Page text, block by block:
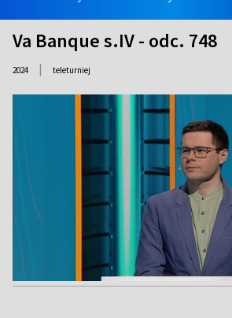
Va Banque s.IV - odc. 748
2024 | teleturniej